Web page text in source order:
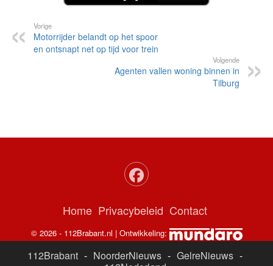
Vorige
Motorrijder belandt op het spoor
en ontsnapt net op tijd voor trein
Volgende
Agenten vallen woning binnen in
Tilburg
Home Privacybeleid Contact
© 2026 - 112Brabant.nl | Ontwikkeling:
112Brabant - NoorderNieuws - GelreNieuws -